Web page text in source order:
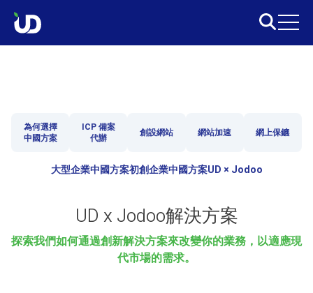
為何選擇
中國方案
ICP 備案
代辦
創設網站 網站加速 網上保鑣
大型企業中國方案初創企業中國方案UD × Jodoo
UD x Jodoo解決方案
探索我們如何通過創新解決方案來改變你的業務，以適應現
代市場的需求。